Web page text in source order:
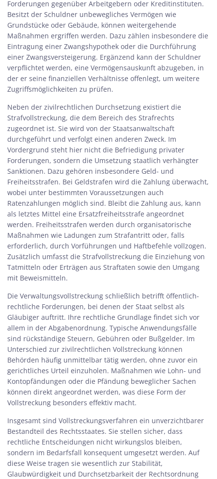
Forderungen gegenüber Arbeitgebern oder Kreditinstituten.
Besitzt der Schuldner unbewegliches Vermögen wie
Grundstücke oder Gebäude, können weitergehende
Maßnahmen ergriffen werden. Dazu zählen insbesondere die
Eintragung einer Zwangshypothek oder die Durchführung
einer Zwangsversteigerung. Ergänzend kann der Schuldner
verpflichtet werden, eine Vermögensauskunft abzugeben, in
der er seine finanziellen Verhältnisse offenlegt, um weitere
Zugriffsmöglichkeiten zu prüfen.
Neben der zivilrechtlichen Durchsetzung existiert die
Strafvollstreckung, die dem Bereich des Strafrechts
zugeordnet ist. Sie wird von der Staatsanwaltschaft
durchgeführt und verfolgt einen anderen Zweck. Im
Vordergrund steht hier nicht die Befriedigung privater
Forderungen, sondern die Umsetzung staatlich verhängter
Sanktionen. Dazu gehören insbesondere Geld- und
Freiheitsstrafen. Bei Geldstrafen wird die Zahlung überwacht,
wobei unter bestimmten Voraussetzungen auch
Ratenzahlungen möglich sind. Bleibt die Zahlung aus, kann
als letztes Mittel eine Ersatzfreiheitsstrafe angeordnet
werden. Freiheitsstrafen werden durch organisatorische
Maßnahmen wie Ladungen zum Strafantritt oder, falls
erforderlich, durch Vorführungen und Haftbefehle vollzogen.
Zusätzlich umfasst die Strafvollstreckung die Einziehung von
Tatmitteln oder Erträgen aus Straftaten sowie den Umgang
mit Beweismitteln.
Die Verwaltungsvollstreckung schließlich betrifft öffentlich-
rechtliche Forderungen, bei denen der Staat selbst als
Gläubiger auftritt. Ihre rechtliche Grundlage findet sich vor
allem in der Abgabenordnung. Typische Anwendungsfälle
sind rückständige Steuern, Gebühren oder Bußgelder. Im
Unterschied zur zivilrechtlichen Vollstreckung können
Behörden häufig unmittelbar tätig werden, ohne zuvor ein
gerichtliches Urteil einzuholen. Maßnahmen wie Lohn- und
Kontopfändungen oder die Pfändung beweglicher Sachen
können direkt angeordnet werden, was diese Form der
Vollstreckung besonders effektiv macht.
Insgesamt sind Vollstreckungsverfahren ein unverzichtbarer
Bestandteil des Rechtsstaates. Sie stellen sicher, dass
rechtliche Entscheidungen nicht wirkungslos bleiben,
sondern im Bedarfsfall konsequent umgesetzt werden. Auf
diese Weise tragen sie wesentlich zur Stabilität,
Glaubwürdigkeit und Durchsetzbarkeit der Rechtsordnung